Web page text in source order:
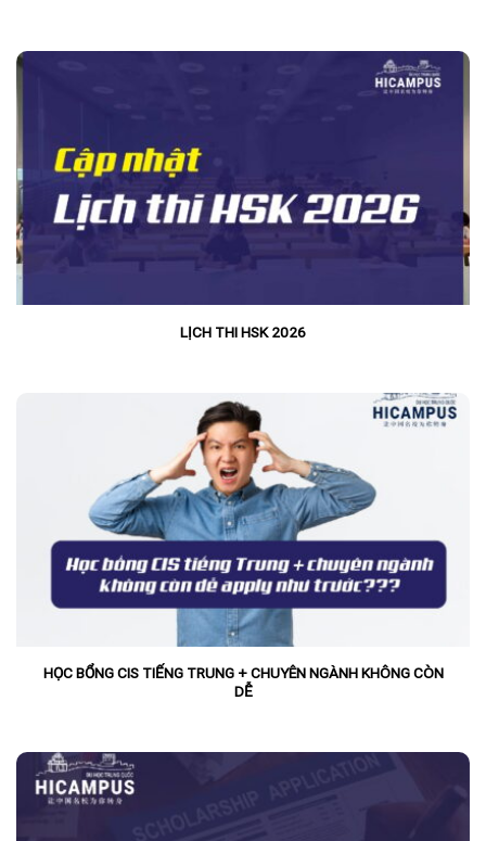
LỊCH THI HSK 2026
HỌC BỔNG CIS TIẾNG TRUNG + CHUYÊN NGÀNH KHÔNG CÒN
DỄ